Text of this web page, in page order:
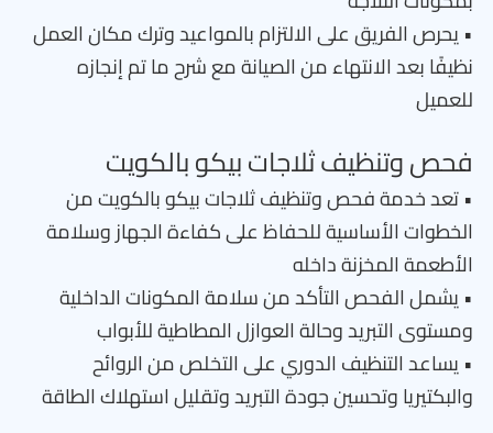
• يحرص الفريق على الالتزام بالمواعيد وترك مكان العمل
نظيفًا بعد الانتهاء من الصيانة مع شرح ما تم إنجازه
للعميل
فحص وتنظيف ثلاجات بيكو بالكويت
• تعد خدمة فحص وتنظيف ثلاجات بيكو بالكويت من
الخطوات الأساسية للحفاظ على كفاءة الجهاز وسلامة
الأطعمة المخزنة داخله
• يشمل الفحص التأكد من سلامة المكونات الداخلية
ومستوى التبريد وحالة العوازل المطاطية للأبواب
• يساعد التنظيف الدوري على التخلص من الروائح
والبكتيريا وتحسين جودة التبريد وتقليل استهلاك الطاقة